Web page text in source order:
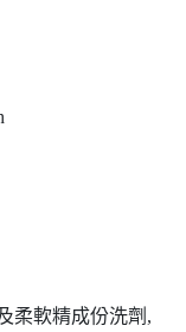
柔軟精成份洗劑,